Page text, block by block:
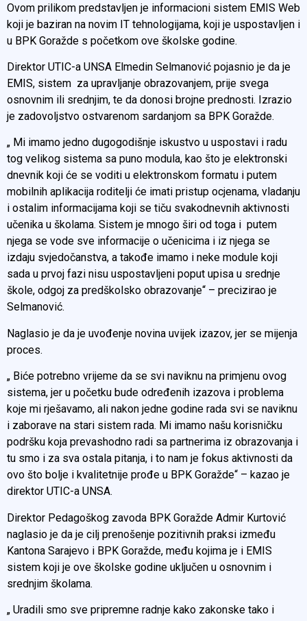
Ovom prilikom predstavljen je informacioni sistem EMIS Web
koji je baziran na novim IT tehnologijama, koji je uspostavljen i
u BPK Goražde s početkom ove školske godine.
Direktor UTIC-a UNSA Elmedin Selmanović pojasnio je da je
EMIS, sistem za upravljanje obrazovanjem, prije svega
osnovnim ili srednjim, te da donosi brojne prednosti. Izrazio
je zadovoljstvo ostvarenom sardanjom sa BPK Goražde.
„ Mi imamo jedno dugogodišnje iskustvo u uspostavi i radu
tog velikog sistema sa puno modula, kao što je elektronski
dnevnik koji će se voditi u elektronskom formatu i putem
mobilnih aplikacija roditelji će imati pristup ocjenama, vladanju
i ostalim informacijama koji se tiču svakodnevnih aktivnosti
učenika u školama. Sistem je mnogo širi od toga i putem
njega se vode sve informacije o učenicima i iz njega se
izdaju svjedočanstva, a takođe imamo i neke module koji
sada u prvoj fazi nisu uspostavljeni poput upisa u srednje
škole, odgoj za predškolsko obrazovanje“ – precizirao je
Selmanović.
Naglasio je da je uvođenje novina uvijek izazov, jer se mijenja
proces.
„ Biće potrebno vrijeme da se svi naviknu na primjenu ovog
sistema, jer u početku bude određenih izazova i problema
koje mi rješavamo, ali nakon jedne godine rada svi se naviknu
i zaborave na stari sistem rada. Mi imamo našu korisničku
podršku koja prevashodno radi sa partnerima iz obrazovanja i
tu smo i za sva ostala pitanja, i to nam je fokus aktivnosti da
ovo što bolje i kvalitetnije prođe u BPK Goražde“ – kazao je
direktor UTIC-a UNSA.
Direktor Pedagoškog zavoda BPK Goražde Admir Kurtović
naglasio je da je cilj prenošenje pozitivnih praksi između
Kantona Sarajevo i BPK Goražde, među kojima je i EMIS
sistem koji je ove školske godine uključen u osnovnim i
srednjim školama.
„ Uradili smo sve pripremne radnje kako zakonske tako i